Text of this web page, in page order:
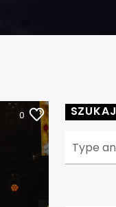
0 SZUKAJ